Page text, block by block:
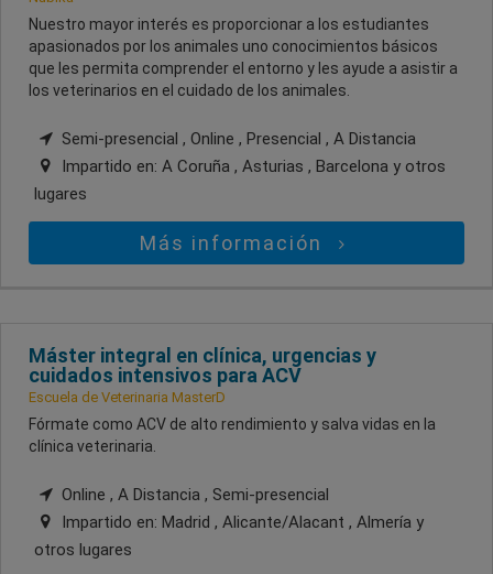
Nuestro mayor interés es proporcionar a los estudiantes
apasionados por los animales uno conocimientos básicos
que les permita comprender el entorno y les ayude a asistir a
los veterinarios en el cuidado de los animales.
Semi-presencial , Online , Presencial , A Distancia
Impartido en: A Coruña , Asturias , Barcelona y otros
lugares
Más información
Máster integral en clínica, urgencias y
cuidados intensivos para ACV
Escuela de Veterinaria MasterD
Fórmate como ACV de alto rendimiento y salva vidas en la
clínica veterinaria.
Online , A Distancia , Semi-presencial
Impartido en: Madrid , Alicante/Alacant , Almería y
otros lugares